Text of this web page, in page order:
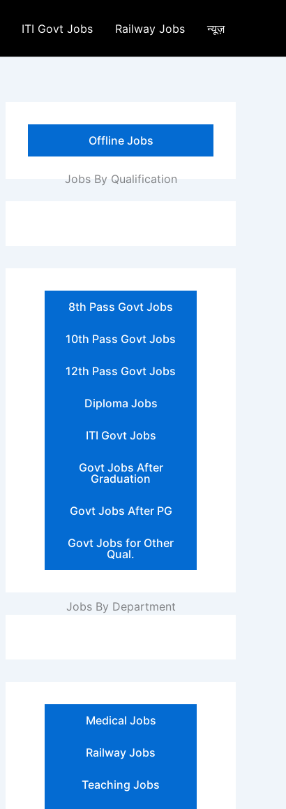
ITI Govt Jobs Railway Jobs न्यूज़
Offline Jobs
Jobs By Qualification
8th Pass Govt Jobs
10th Pass Govt Jobs
12th Pass Govt Jobs
Diploma Jobs
ITI Govt Jobs
Govt Jobs After
Graduation
Govt Jobs After PG
Govt Jobs for Other
Qual.
Jobs By Department
Medical Jobs
Railway Jobs
Teaching Jobs